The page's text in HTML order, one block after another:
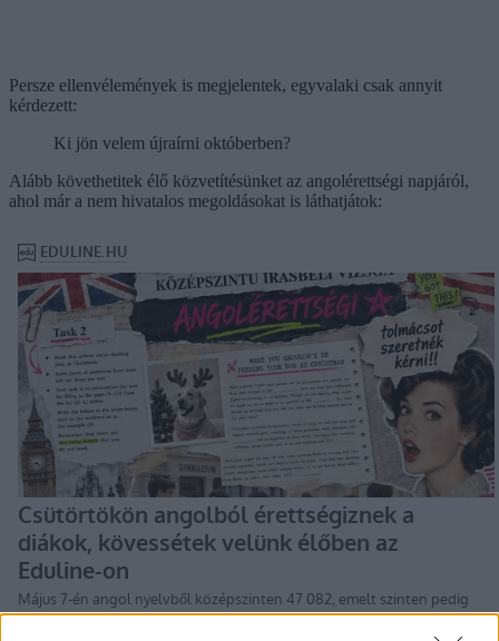
Persze ellenvélemények is megjelentek, egyvalaki csak annyit
kérdezett:
Ki jön velem újraírni októberben?
Alább követhetitek élő közvetítésünket az angolérettségi napjáról,
ahol már a nem hivatalos megoldásokat is láthatjátok: